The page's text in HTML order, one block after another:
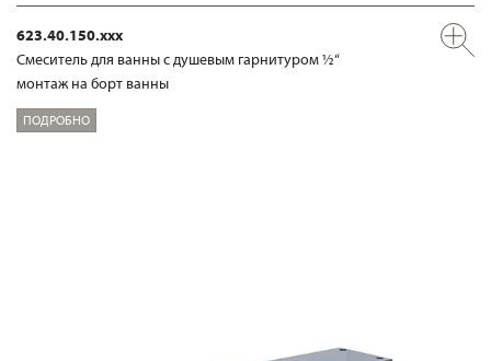
623.40.150.xxx
Смеситель для ванны с душевым гарнитуром ½“
монтаж на борт ванны
ПОДРОБНО